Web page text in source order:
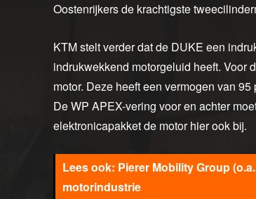
Oostenrijkers de krachtigste
KTM stelt verder dat de DUKE een
indrukwekkend motorgeluid heeft. Voor
motor. Deze heeft een vermogen van
De WP APEX-vering voor en achter
elektronicapakket de motor hier ook bij.
Pierer Mobility Group
motorindustrie